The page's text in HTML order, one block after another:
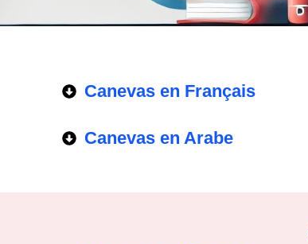
Canevas en Français
Canevas en Arabe